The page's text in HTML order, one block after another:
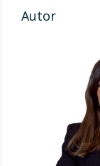
Autor